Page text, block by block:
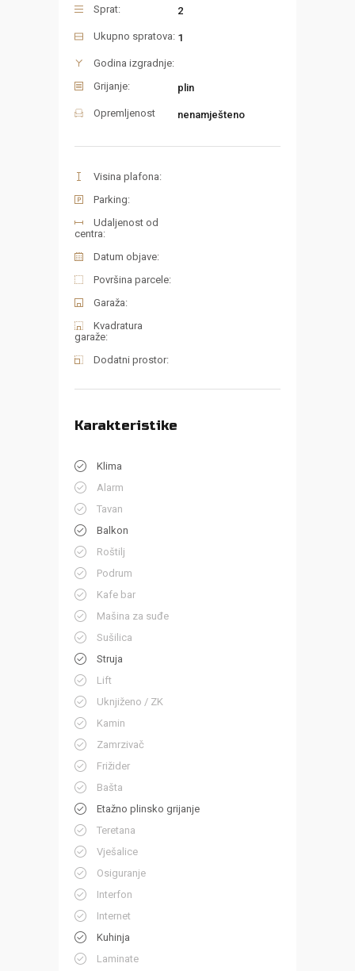
Sprat: 2
Ukupno spratova: 1
Godina izgradnje:
Grijanje:
plin
Opremljenost nenamješteno
Visina plafona:
Parking:
Udaljenost od
centra:
Datum objave:
Površina parcele:
Garaža:
Kvadratura
garaže:
Dodatni prostor:
Karakteristike
Klima
Alarm
Tavan
Balkon
Roštilj
Podrum
Kafe bar
Mašina za suđe
Sušilica
Struja
Lift
Uknjiženo / ZK
Kamin
Zamrzivač
Frižider
Bašta
Etažno plinsko grijanje
Teretana
Vješalice
Osiguranje
Interfon
Internet
Kuhinja
Laminate